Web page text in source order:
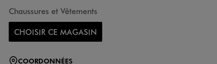
Chaussures et Vêtements
CHOISIR CE MAGASIN
COORDONNÉES